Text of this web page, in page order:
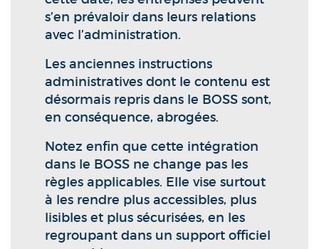
s’en prévaloir dans leurs relations
avec l’administration.
Les anciennes instructions
administratives dont le contenu est
désormais repris dans le BOSS sont,
en conséquence, abrogées.
Notez enfin que cette intégration
dans le BOSS ne change pas les
règles applicables. Elle vise surtout
à les rendre plus accessibles, plus
lisibles et plus sécurisées, en les
regroupant dans un support officiel